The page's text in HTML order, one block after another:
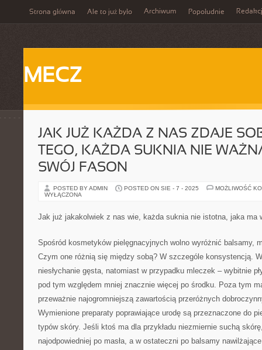
Strona główna Ale to już było Archiwum Popołudnie
MECZ
JAK JUŻ KAŻDA Z NAS ZDAJE
TEGO, KAŻDA SUKNIA NIE
SWÓJ FASON
POSTED BY ADMIN POSTED ON SIE - 7 - 2025
MOŻLIWOŚĆ
WYŁĄCZONA
Jak już jakakolwiek z nas wie, każda suknia nie istotna, jaka ma
Spośród kosmetyków pielęgnacyjnych wolno wyróżnić balsamy,
Czym one różnią się między sobą? W szczególe konsystencją.
niesłychanie gęsta, natomiast w przypadku mleczek – wybitnie
pod tym względem mniej znacznie więcej po środku. Poza tym
przeważnie najogromniejszą zawartością przeróżnych
Wymienione preparaty poprawiające urodę są przeznaczone do
typów skóry. Jeśli ktoś ma dla przykładu niezmiernie suchą
najodpowiedniej po masła, a w ostateczni po balsamy